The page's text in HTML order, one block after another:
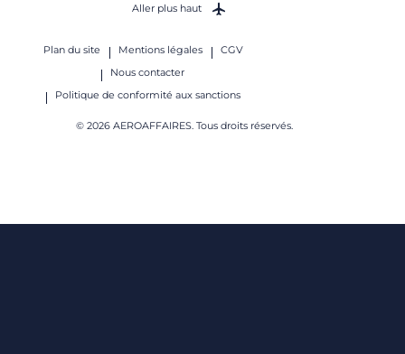
Plan du site Mentions légales
CGV
Nous contacter
Politique de conformité aux sanctions
© 2026 AEROAFFAIRES. Tous droits réservés.
Aller plus haut